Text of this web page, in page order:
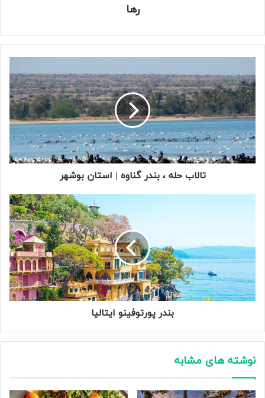
رها
تالاب حله ، بندر گناوه | استان بوشهر
بندر پورتوفینو ایتالیا
نوشته های مشابه